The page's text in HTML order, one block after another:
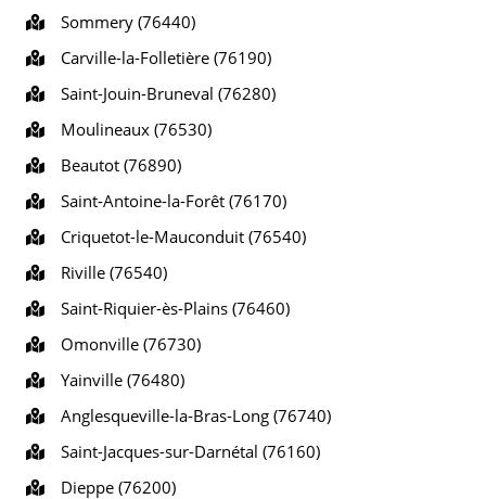
Sommery (76440)
Carville-la-Folletière (76190)
Saint-Jouin-Bruneval (76280)
Moulineaux (76530)
Beautot (76890)
Saint-Antoine-la-Forêt (76170)
Criquetot-le-Mauconduit (76540)
Riville (76540)
Saint-Riquier-ès-Plains (76460)
Omonville (76730)
Yainville (76480)
Anglesqueville-la-Bras-Long (76740)
Saint-Jacques-sur-Darnétal (76160)
Dieppe (76200)